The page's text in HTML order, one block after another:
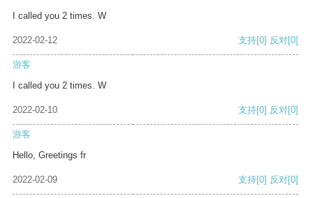
I called you 2 times. W
2022-02-12 支持[0] 反对[0]
游客
I called you 2 times. W
2022-02-10 支持[0] 反对[0]
游客
Hello, Greetings fr
2022-02-09 支持[0] 反对[0]